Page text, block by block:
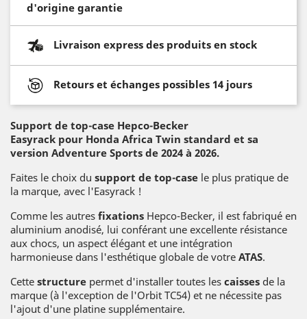
d'origine garantie
Livraison express des produits en stock
Retours et échanges possibles 14 jours
Support de top-case Hepco-Becker
Easyrack pour Honda Africa Twin standard et sa
version Adventure Sports de 2024 à 2026.
Faites le choix du support de top-case le plus pratique de
la marque, avec l'Easyrack !
Comme les autres fixations Hepco-Becker, il est fabriqué en
aluminium anodisé, lui conférant une excellente résistance
aux chocs, un aspect élégant et une intégration
harmonieuse dans l'esthétique globale de votre ATAS.
Cette structure permet d'installer toutes les caisses de la
marque (à l'exception de l'Orbit TC54) et ne nécessite pas
l'ajout d'une platine supplémentaire.